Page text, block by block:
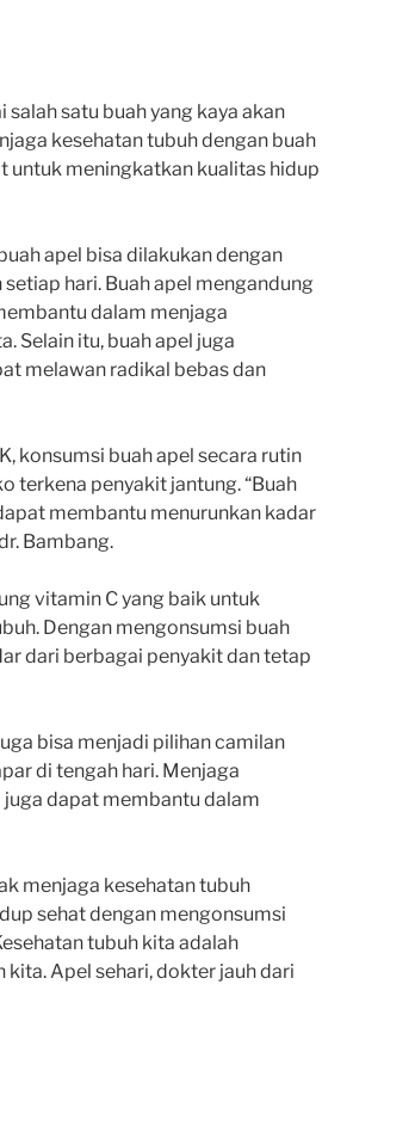
satu buah yang kaya akan
kesehatan tubuh dengan buah
untuk meningkatkan kualitas hidup
apel bisa dilakukan dengan
hari. Buah apel mengandung
dalam menjaga
Selain itu, buah apel juga
melawan radikal bebas dan
konsumsi buah apel secara rutin
terkena penyakit jantung. “Buah
membantu menurunkan kadar
Bambang.
vitamin C yang baik untuk
Dengan mengonsumsi buah
dari berbagai penyakit dan tetap
bisa menjadi pilihan camilan
di tengah hari. Menjaga
juga dapat membantu dalam
menjaga kesehatan tubuh
sehat dengan mengonsumsi
tubuh kita adalah
Apel sehari, dokter jauh dari